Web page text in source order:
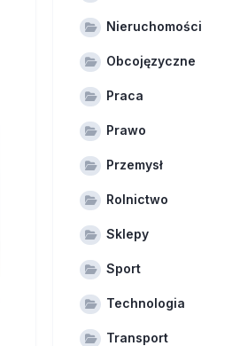
Nieruchomości
Obcojęzyczne
Praca
Prawo
Przemysł
Rolnictwo
Sklepy
Sport
Technologia
Transport